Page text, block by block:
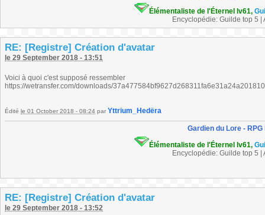
Élémentaliste de l'Éternel lv61,
Encyclopédie: Guilde top 5 |
RE: [Registre] Création d'avatar
le 29 September 2018 - 13:51
Voici à quoi c'est supposé ressembler
https://wetransfer.com/downloads/
Édité le 01 October 2018 - 08:24 par Yttrium_Hedëra
Gardien du Lore - RPG
Élémentaliste de l'Éternel lv61,
Encyclopédie: Guilde top 5 |
RE: [Registre] Création d'avatar
le 29 September 2018 - 13:52